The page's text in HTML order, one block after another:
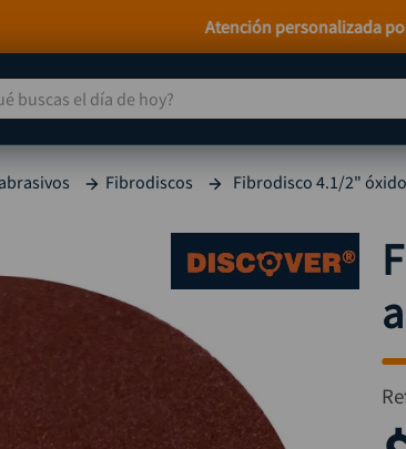
Paga a Crédito con Addi y
el día de hoy?
Fibrodiscos Fibrodisco 4.1/2"
TÉRMINOS MÁS BUSCADOS
1. taladro
compresor
sierra circular
hidrolavadora
ruteadora